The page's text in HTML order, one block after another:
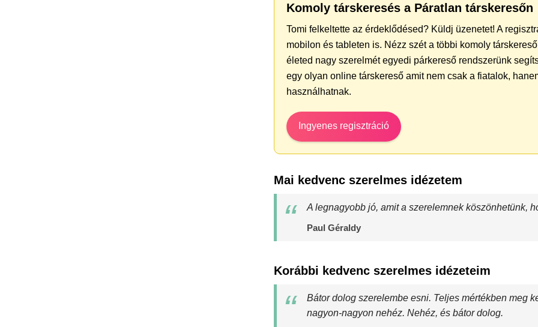
Komoly társkeresés a Páratlan társkeresőn
Tomi felkeltette az érdeklődésed? Küldj üzenetet! A
mobilon és tableten is. Nézz szét a többi komoly
életed nagy szerelmét egyedi párkereső rendszerünk
egy olyan online társkereső amit nem csak a fiatalok,
használhatnak.
Ingyenes regisztráció
Mai kedvenc szerelmes idézetem
A legnagyobb jó, amit a szerelemnek köszönhetünk,
Paul Géraldy
Korábbi kedvenc szerelmes idézeteim
Bátor dolog szerelembe esni. Teljes mértékben meg
nagyon-nagyon nehéz. Nehéz, és bátor dolog.